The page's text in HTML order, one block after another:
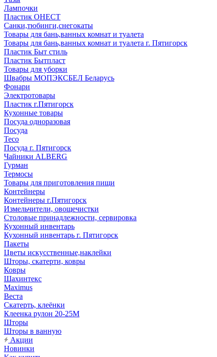
Лампочки
Пластик ОНЕСТ
Санки,тюбинги,снегокаты
Товары для бань,ванных комнат и туалета
Товары для бань,ванных комнат и туалета г. Пятигорск
Пластик Быт стиль
Пластик Бытпласт
Товары для уборки
Швабры МОПЭКСБЕЛ Беларусь
Фонари
Электротовары
Пластик г.Пятигорск
Кухонные товары
Посуда одноразовая
Посуда
Teco
Посуда г. Пятигорск
Чайники ALBERG
Гурман
Термосы
Товары для приготовления пищи
Контейнеры
Контейнеры г.Пятигорск
Измельчители, овощечистки
Столовые принадлежности, сервировка
Кухонный инвентарь
Кухонный инвентарь г. Пятигорск
Пакеты
Цветы искусственные,наклейки
Шторы, скатерти, ковры
Ковры
Шахинтекс
Maximus
Веста
Скатерть, клеёнки
Клеенка рулон 20-25М
Шторы
Шторы в ванную
Акции
Новинки